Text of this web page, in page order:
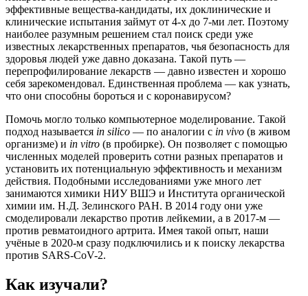
эффективные вещества-кандидаты, их доклинические и
клинические испытания займут от 4-х до 7-ми лет. Поэтому
наиболее разумным решением стал поиск среди уже
известных лекарственных препаратов, чья безопасность для
здоровья людей уже давно доказана. Такой путь —
перепрофилирование лекарств — давно известен и хорошо
себя зарекомендовал. Единственная проблема — как узнать,
что они способны бороться и с коронавирусом?
Помочь могло только компьютерное моделирование. Такой
подход называется in silico — по аналогии с in vivo (в живом
организме) и in vitro (в пробирке). Он позволяет с помощью
численных моделей проверить сотни разных препаратов и
установить их потенциальную эффективность и механизм
действия. Подобными исследованиями уже много лет
занимаются химики НИУ ВШЭ и Института органической
химии им. Н.Д. Зелинского РАН. В 2014 году они уже
смоделировали лекарство против лейкемии, а в 2017-м —
против ревматоидного артрита. Имея такой опыт, наши
учёные в 2020-м сразу подключились и к поиску лекарства
против SARS-CoV-2.
Как изучали?